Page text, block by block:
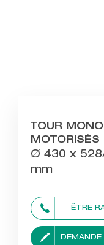
TOUR
Ø 430 x
mm
ÊTRE
DEMANDE